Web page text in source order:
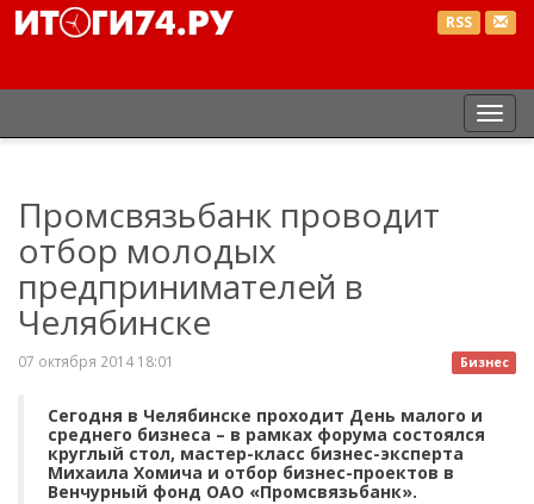
RSS
Промсвязьбанк проводит
отбор молодых
предпринимателей в
Челябинске
Бизнес
07 октября 2014 18:01
Сегодня в Челябинске проходит День малого и
среднего бизнеса – в рамках форума состоялся
круглый стол, мастер-класс бизнес-эксперта
Михаила Хомича и отбор бизнес-проектов в
Венчурный фонд ОАО «Промсвязьбанк».